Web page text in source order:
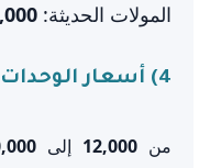
المولات الحديثة: 90,000
4) أسعار الوحدات الإدارية
من12,000 إلى